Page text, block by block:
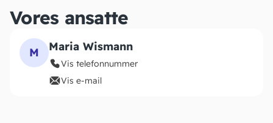
Vores ansatte
M Maria Wismann
Vis telefonnummer
Vis e-mail